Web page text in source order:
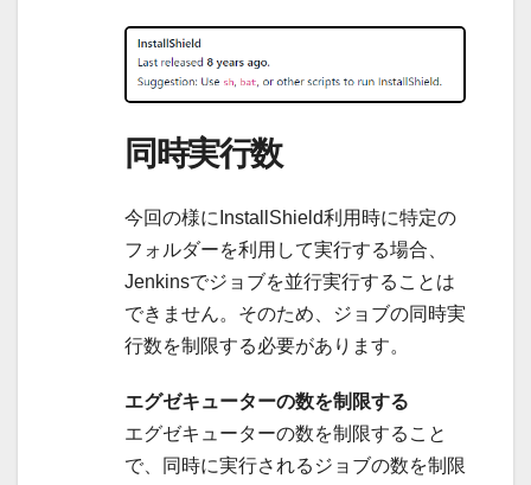
同時実行数
今回の様にInstallShield利用時に特定の
フォルダーを利用して実行する場合、
Jenkinsでジョブを並行実行することは
できません。そのため、ジョブの同時実
行数を制限する必要があります。
エグゼキューターの数を制限する
エグゼキューターの数を制限すること
で、同時に実行されるジョブの数を制限